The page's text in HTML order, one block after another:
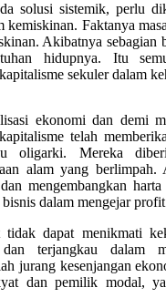
solusi sistemik, perlu
kemiskinan. Faktanya
Akibatnya sebagian
hidupnya. Itu
sekuler dalam
ekonomi dan demi
telah
oligarki. Mereka
alam yang berlimpah.
mengembangkan
dalam mengejar
tidak dapat menikmati
terjangkau dalam
jurang kesenjangan
dan pemilik modal,